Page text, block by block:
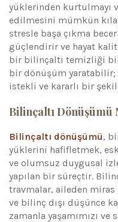
yüklerinden kurtulmayı
edilmesini mümkün
stresle başa çıkma
güçlendirir ve hayat
bir bilinçaltı temizliği
bir dönüşüm yaratabilir;
istekli ve kararlı bir
Bilinçaltı Dönüşümü
Bilinçaltı dönüşümü,
yüklerini hafifletmek,
ve olumsuz duygusal
yapılan bir süreçtir.
travmalar, aileden
ve bilinç dışı düşünce
zamanla yaşamımızı ve